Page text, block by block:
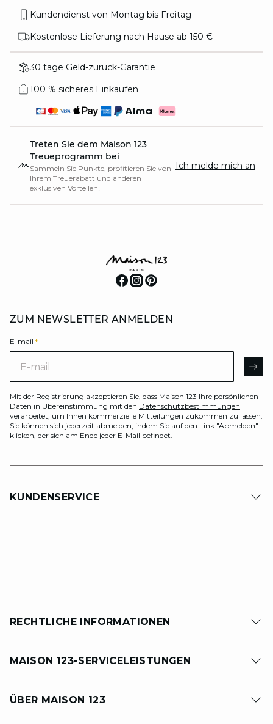
Kundendienst von Montag bis Freitag
Kostenlose Lieferung nach Hause ab 150 €
30 tage Geld-zurück-Garantie
100 % sicheres Einkaufen
Treten Sie dem Maison 123
Treueprogramm bei
Sammeln Sie Punkte, profitieren Sie von
Ihrem Treuerabatt und anderen
exklusiven Vorteilen!
Ich melde mich an
ZUM NEWSLETTER ANMELDEN
E-mail *
E-mail
Mit der Registrierung akzeptieren Sie, dass Maison 123 Ihre persönlichen
Daten in Übereinstimmung mit den Datenschutzbestimmungen
verarbeitet, um Ihnen kommerzielle Mitteilungen zukommen zu lassen.
Sie können sich jederzeit abmelden, indem Sie auf den Link "Abmelden"
klicken, der sich am Ende jeder E-Mail befindet.
KUNDENSERVICE
RECHTLICHE INFORMATIONEN
MAISON 123-SERVICELEISTUNGEN
ÜBER MAISON 123